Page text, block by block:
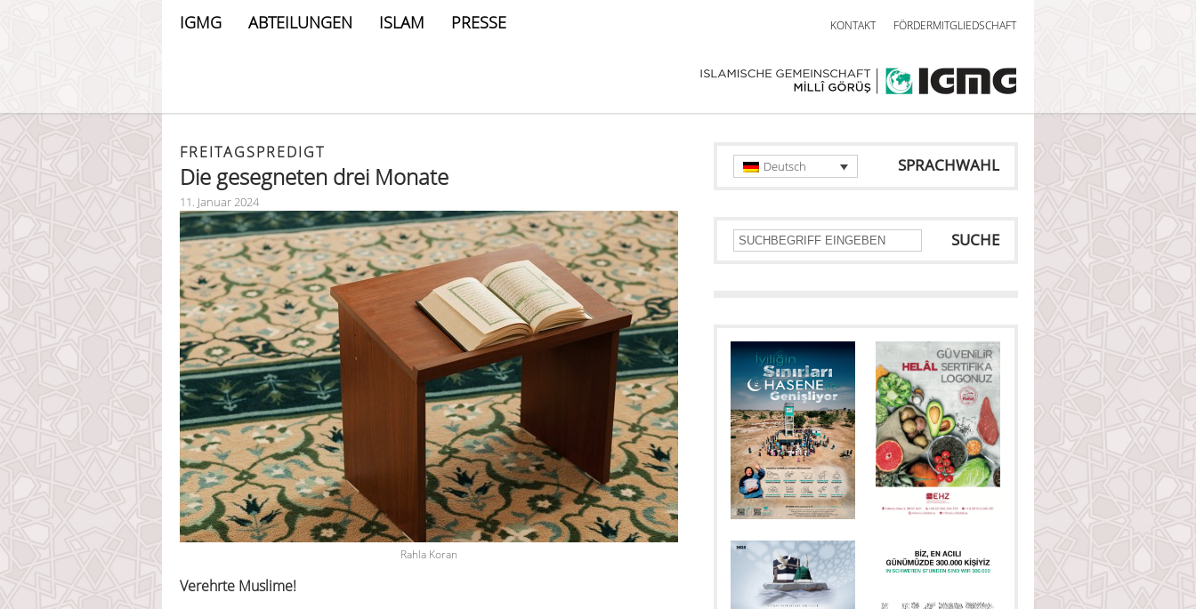
IGMG ABTEILUNGEN ISLAM PRESSE KONTAKT FÖRDERMITGLIEDSCHAFT
FREITAGSPREDIGT
Die gesegneten drei Monate
11. Januar 2024
Rahla Koran
Verehrte Muslime!
SPRACHWAHL
Deutsch
SUCHE